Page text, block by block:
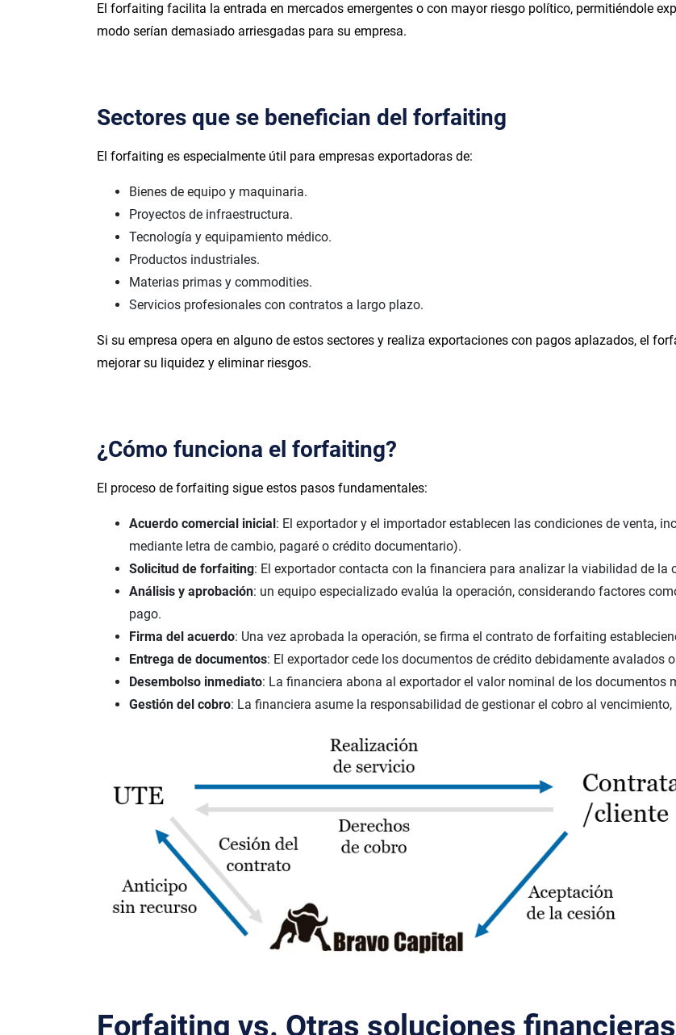
El forfaiting facilita la entrada en mercados emergentes o con mayor riesgo político, permitiéndole
modo serían demasiado arriesgadas para su empresa.
Sectores que se benefician del forfaiting
El forfaiting es especialmente útil para empresas exportadoras de:
Bienes de equipo y maquinaria.
Proyectos de infraestructura.
Tecnología y equipamiento médico.
Productos industriales.
Materias primas y commodities.
Servicios profesionales con contratos a largo plazo.
Si su empresa opera en alguno de estos sectores y realiza exportaciones con pagos aplazados, el
mejorar su liquidez y eliminar riesgos.
¿Cómo funciona el forfaiting?
El proceso de forfaiting sigue estos pasos fundamentales:
Acuerdo comercial inicial: El exportador y el importador establecen las condiciones de venta,
mediante letra de cambio, pagaré o crédito documentario).
Solicitud de forfaiting: El exportador contacta con la financiera para analizar la viabilidad de la
Análisis y aprobación: un equipo especializado evalúa la operación, considerando factores
pago.
Firma del acuerdo: Una vez aprobada la operación, se firma el contrato de forfaiting
Entrega de documentos: El exportador cede los documentos de crédito debidamente avalados
Desembolso inmediato: La financiera abona al exportador el valor nominal de los documentos
Gestión del cobro: La financiera asume la responsabilidad de gestionar el cobro al
Forfaiting vs. Otras soluciones financieras